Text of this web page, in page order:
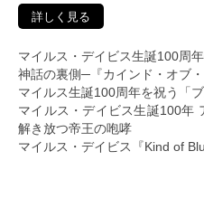
詳しく見る
マイルス・デイビス生誕100周
神話の裏側─『カインド・オブ
マイルス生誕100周年を祝う「
マイルス・デイビス生誕100年
解き放つ帝王の咆哮
マイルス・デイビス『Kind of